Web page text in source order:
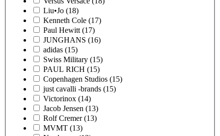
Liu•Jo (18)
Kenneth Cole (17)
Paul Hewitt (17)
JUNGHANS (16)
adidas (15)
Swiss Military (15)
PAUL RICH (15)
Copenhagen Studios (15)
just cavalli -brands (15)
Victorinox (14)
Jacob Jensen (13)
Rolf Cremer (13)
MVMT (13)